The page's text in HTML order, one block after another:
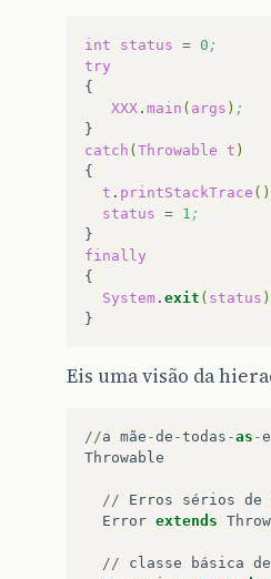
int status = 0 ;
try
XXX . main ( args ) ;
catch ( Throwable t )
t . printStackTrace ()
status = 1 ;
finally
System . exit ( status )
Eis uma visão da
//a mãe -de -todas -as -
Throwable
// Erros sérios de
Error extends
// classe básica de